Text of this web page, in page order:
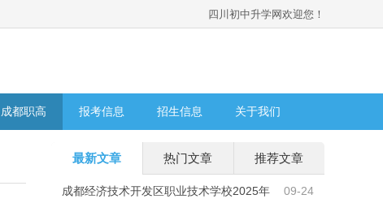
四川初中升学网欢迎您！
成都职高 报考信息 招生信息 关于我们
最新文章 热门文章 推荐文章
09-24
成都经济技术开发区职业技术学校2025年